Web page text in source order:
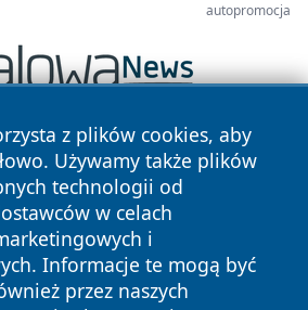
autopromocja
z plików cookies, aby
Używamy także plików
technologii od
w celach
i
Informacje te mogą być
przez naszych
Wszystkie prawa